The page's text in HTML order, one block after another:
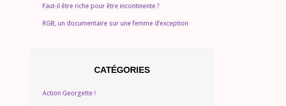
Faut-il être riche pour être incontinente ?
RGB, un documentaire sur une femme d’exception
CATÉGORIES
Action Georgette !